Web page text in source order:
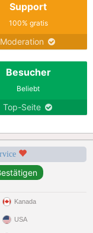
Support
100% gratis
Moderation
Besucher
Beliebt
Top-Seite
Kanada
USA